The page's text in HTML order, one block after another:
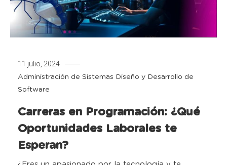
11 julio, 2024
Administración de Sistemas Diseño y Desarrollo de
Software
Carreras en Programación: ¿Qué
Oportunidades Laborales te
Esperan?